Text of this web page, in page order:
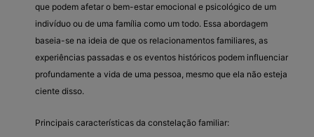
que podem afetar o bem-estar emocional e psicológico de um
indivíduo ou de uma família como um todo. Essa abordagem
baseia-se na ideia de que os relacionamentos familiares, as
experiências passadas e os eventos históricos podem influenciar
profundamente a vida de uma pessoa, mesmo que ela não esteja
ciente disso.
Principais características da constelação familiar: